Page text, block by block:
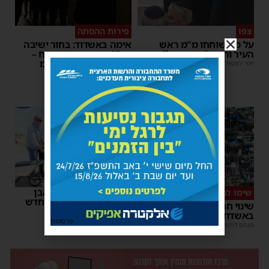
צפו
על מה שוחחו מ"מ ראש
העיר והחיד"א אברג׳ל?
יוסי יחזקאלי 23:37
פירות ההסתה
אימה באשדוד: בחור ישיבה
בן 13 נשדד באיומי רצח –
המשטרה הקימה צח”מ
מנחם דויטש |
22:32
שימו לב
שינוי חריג במועד השוק
באשדוד – זה התאריך החדש
מנחם דויטש |
16:07
רשות המסים הניחה אבן
פינה למתקן הבידוק החדש
בבית המכס אשדוד
משה קאהן |
15:37 פרסומת